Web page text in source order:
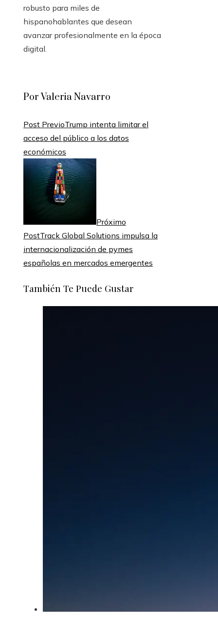
robusto para miles de
hispanohablantes que desean
avanzar profesionalmente en la época
digital.
Por Valeria Navarro
Post PrevioTrump intenta limitar el
acceso del público a los datos
económicos
Próximo
PostTrack Global Solutions impulsa la
internacionalización de pymes
españolas en mercados emergentes
También Te Puede Gustar